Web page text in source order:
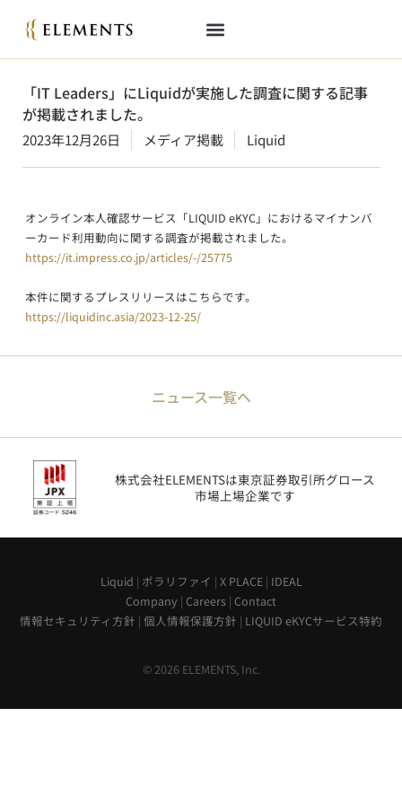
「IT Leaders」にLiquidが実施した調査に関する記事
が掲載されました。
2023年12月26日 メディア掲載 Liquid
オンライン本人確認サービス「LIQUID eKYC」におけるマイナンバ
ーカード利用動向に関する調査が掲載されました。
https://it.impress.co.jp/articles/-/25775
本件に関するプレスリリースはこちらです。
https://liquidinc.asia/2023-12-25/
ニュース一覧へ
株式会社ELEMENTSは東京証券取引所グロース
市場上場企業です
Liquid | ポラリファイ | X PLACE| IDEAL
Company | Careers | Contact
情報セキュリティ方針 | 個人情報保護方針 | LIQUID eKYCサービス特約
© 2026 ELEMENTS, Inc.